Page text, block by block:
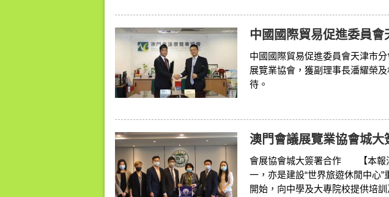
中國國際貿易促進委員
中國國際貿易促進委員會天津市
展覽業協會，獲副理事長潘耀榮
待。
澳門會議展覽業協會城大
會展協會城大簽署合作 【本報
一，亦是建設“世界旅遊休閒中心
開始，向中學及大專院校提供培